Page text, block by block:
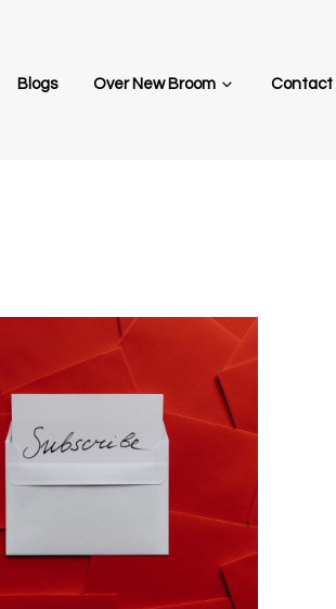
Blogs Over New Broom Contact